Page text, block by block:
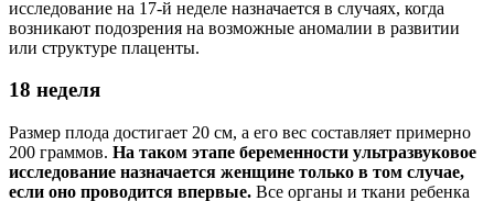
исследование на 17-й неделе назначается в случаях, когда
возникают подозрения на возможные аномалии в развитии
или структуре плаценты.
18 неделя
Размер плода достигает 20 см, а его вес составляет примерно
200 граммов. На таком этапе беременности ультразвуковое
исследование назначается женщине только в том случае,
если оно проводится впервые. Все органы и ткани ребенка